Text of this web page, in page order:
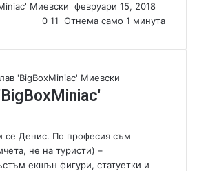
Миевски S
e
d
n
e
i
l
февруари 15, 2018
0 11 Отнема само 1 минута
се Денис. По професия съм
не на туристи) –
екшън фигури, статуетки и